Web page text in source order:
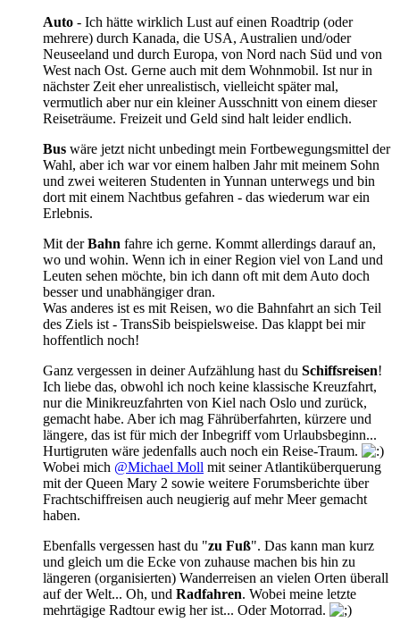
Auto - Ich hätte wirklich Lust auf einen Roadtrip (oder
mehrere) durch Kanada, die USA, Australien und/oder
Neuseeland und durch Europa, von Nord nach Süd und von
West nach Ost. Gerne auch mit dem Wohnmobil. Ist nur in
nächster Zeit eher unrealistisch, vielleicht später mal,
vermutlich aber nur ein kleiner Ausschnitt von einem dieser
Reiseträume. Freizeit und Geld sind halt leider endlich.
Bus wäre jetzt nicht unbedingt mein Fortbewegungsmittel der
Wahl, aber ich war vor einem halben Jahr mit meinem Sohn
und zwei weiteren Studenten in Yunnan unterwegs und bin
dort mit einem Nachtbus gefahren - das wiederum war ein
Erlebnis.
Mit derBahn fahre ich gerne. Kommt allerdings darauf an,
wo und wohin. Wenn ich in einer Region viel von Land und
Leuten sehen möchte, bin ich dann oft mit dem Auto doch
besser und unabhängiger dran.
Was anderes ist es mit Reisen, wo die Bahnfahrt an sich Teil
des Ziels ist - TransSib beispielsweise. Das klappt bei mir
hoffentlich noch!
Ganz vergessen in deiner Aufzählung hast du Schiffsreisen!
Ich liebe das, obwohl ich noch keine klassische Kreuzfahrt,
nur die Minikreuzfahrten von Kiel nach Oslo und zurück,
gemacht habe. Aber ich mag Fährüberfahrten, kürzere und
längere, das ist für mich der Inbegriff vom Urlaubsbeginn...
Hurtigruten wäre jedenfalls auch noch ein Reise-Traum.
Wobei mich @Michael Moll mit seiner Atlantiküberquerung
mit der Queen Mary 2 sowie weitere Forumsberichte über
Frachtschiffreisen auch neugierig auf mehr Meer gemacht
haben.
Ebenfalls vergessen hast du "zu Fuß". Das kann man kurz
und gleich um die Ecke von zuhause machen bis hin zu
längeren (organisierten) Wanderreisen an vielen Orten überall
auf der Welt... Oh, und Radfahren. Wobei meine letzte
mehrtägige Radtour ewig her ist... Oder Motorrad.